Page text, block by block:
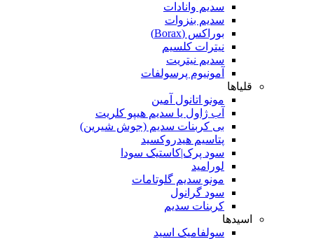
سدیم وانادات
سدیم بنزوات
بوراکس (Borax)
نیترات کلسیم
سدیم نیتریت
آمونیوم پرسولفات
قلیاها
مونو اتانول آمین
آب ژاول یا سدیم هیپو کلریت
بی کربنات سدیم (جوش شیرین)
پتاسیم هیدروکسید
سود پرک|کاستیک سودا
لورامید
مونو سدیم گلوتامات
سود گرانول
کربنات سدیم
اسیدها
سولفامیک اسید